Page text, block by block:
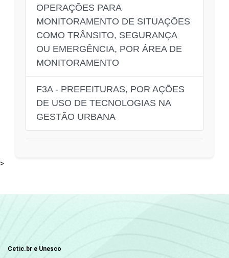
OPERAÇÕES PARA
MONITORAMENTO DE SITUAÇÕES
COMO TRÂNSITO, SEGURANÇA
OU EMERGÊNCIA, POR ÁREA DE
MONITORAMENTO
F3A - PREFEITURAS, POR AÇÕES
DE USO DE TECNOLOGIAS NA
GESTÃO URBANA
>
Cetic.br e Unesco